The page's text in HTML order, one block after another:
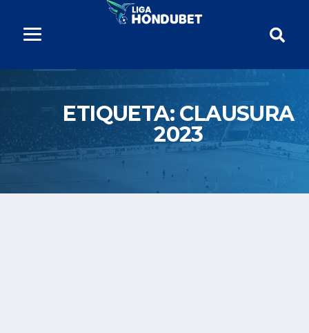
ETIQUETA: CLAUSURA
2023